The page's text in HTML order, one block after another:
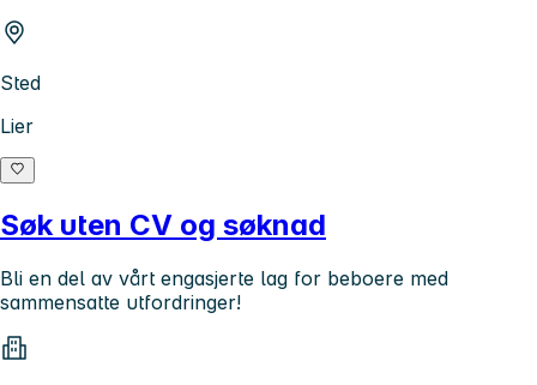
Sted
Lier
Søk uten CV og søknad
Bli en del av vårt engasjerte lag for beboere med
sammensatte utfordringer!